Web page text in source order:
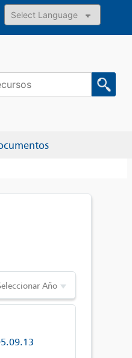
Powered by
Año